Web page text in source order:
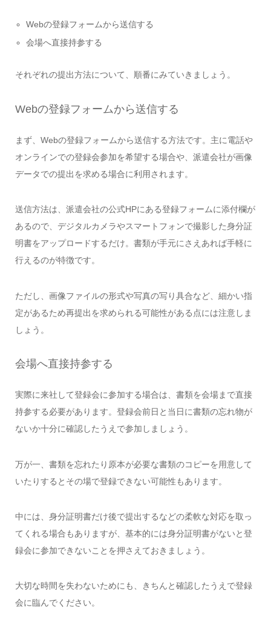
Webの登録フォームから送信する
会場へ直接持参する
それぞれの提出方法について、順番にみていきましょう。
Webの登録フォームから送信する
まず、Webの登録フォームから送信する方法です。主に電話や
オンラインでの登録会参加を希望する場合や、派遣会社が画像
データでの提出を求める場合に利用されます。
送信方法は、派遣会社の公式HPにある登録フォームに添付欄が
あるので、デジタルカメラやスマートフォンで撮影した身分証
明書をアップロードするだけ。書類が手元にさえあれば手軽に
行えるのが特徴です。
ただし、画像ファイルの形式や写真の写り具合など、細かい指
定があるため再提出を求められる可能性がある点には注意しま
しょう。
会場へ直接持参する
実際に来社して登録会に参加する場合は、書類を会場まで直接
持参する必要があります。登録会前日と当日に書類の忘れ物が
ないか十分に確認したうえで参加しましょう。
万が一、書類を忘れたり原本が必要な書類のコピーを用意して
いたりするとその場で登録できない可能性もあります。
中には、身分証明書だけ後で提出するなどの柔軟な対応を取っ
てくれる場合もありますが、基本的には身分証明書がないと登
録会に参加できないことを押さえておきましょう。
大切な時間を失わないためにも、きちんと確認したうえで登録
会に臨んでください。